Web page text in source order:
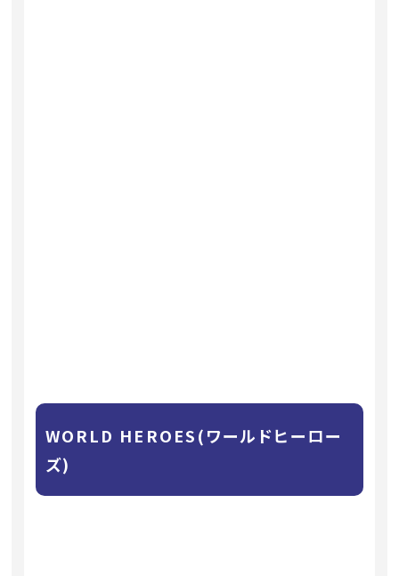
WORLD HEROES(ワールドヒーロー
ズ)